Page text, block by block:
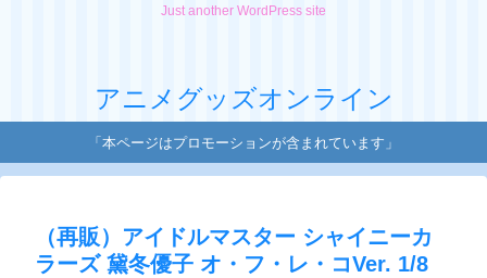
Just another WordPress site
アニメグッズオンライン
「本ページはプロモーションが含まれています」
（再販）アイドルマスター シャイニーカ
ラーズ 黛冬優子 オ・フ・レ・コVer. 1/8